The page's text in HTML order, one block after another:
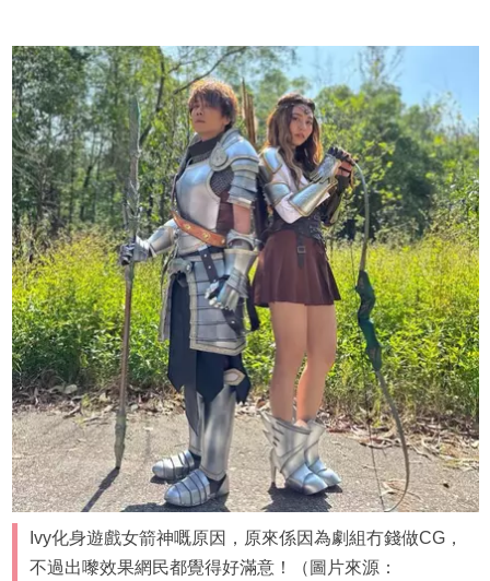
Ivy化身遊戲女箭神嘅原因，原來係因為劇組冇錢做CG，
不過出嚟效果網民都覺得好滿意！（圖片來源：